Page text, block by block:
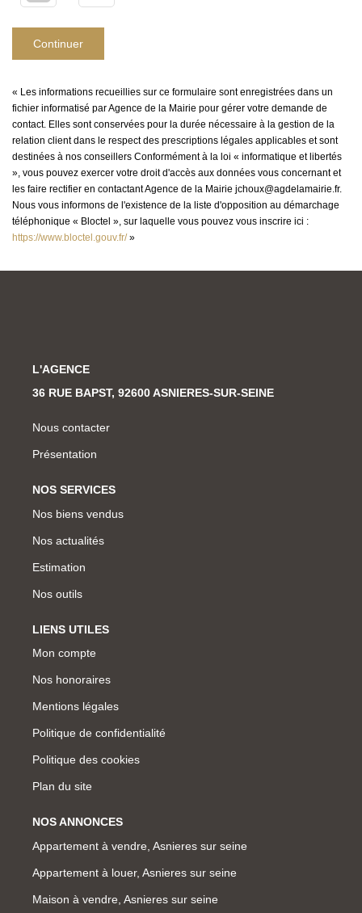
Continuer
« Les informations recueillies sur ce formulaire sont enregistrées dans un
fichier informatisé par Agence de la Mairie pour gérer votre demande de
contact. Elles sont conservées pour la durée nécessaire à la gestion de la
relation client dans le respect des prescriptions légales applicables et sont
destinées à nos conseillers Conformément à la loi « informatique et libertés
», vous pouvez exercer votre droit d'accès aux données vous concernant et
les faire rectifier en contactant Agence de la Mairie jchoux@agdelamairie.fr.
Nous vous informons de l'existence de la liste d'opposition au démarchage
téléphonique « Bloctel », sur laquelle vous pouvez vous inscrire ici :
https://www.bloctel.gouv.fr/»
L'AGENCE
36 RUE BAPST, 92600 ASNIERES-SUR-SEINE
Nous contacter
Présentation
NOS SERVICES
Nos biens vendus
Nos actualités
Estimation
Nos outils
LIENS UTILES
Mon compte
Nos honoraires
Mentions légales
Politique de confidentialité
Politique des cookies
Plan du site
NOS ANNONCES
Appartement à vendre, Asnieres sur seine
Appartement à louer, Asnieres sur seine
Maison à vendre, Asnieres sur seine